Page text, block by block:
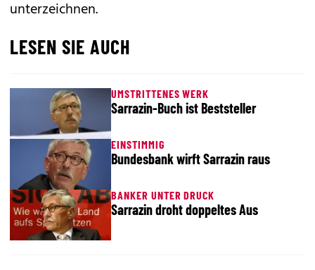
unterzeichnen.
LESEN SIE AUCH
UMSTRITTENES WERK
Sarrazin-Buch ist Beststeller
EINSTIMMIG
Bundesbank wirft Sarrazin raus
BANKER UNTER DRUCK
Sarrazin droht doppeltes Aus